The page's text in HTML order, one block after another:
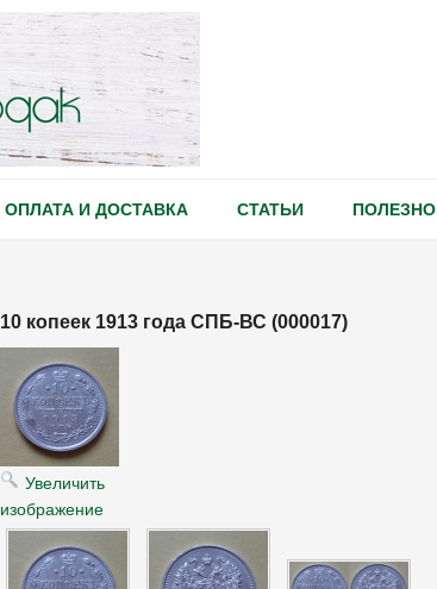
ОПЛАТА И ДОСТАВКА СТАТЬИ ПОЛЕЗНО
10 копеек 1913 года СПБ-ВС (000017)
Увеличить
изображение